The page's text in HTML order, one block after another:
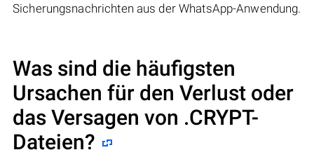
Sicherungsnachrichten aus der WhatsApp-Anwendung.
Was sind die häufigsten
Ursachen für den Verlust oder
das Versagen von .CRYPT-
Dateien?